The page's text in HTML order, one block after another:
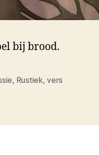
bij brood.
, Rustiek,vers